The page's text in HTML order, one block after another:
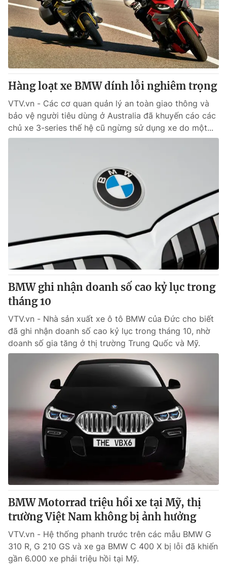
Hàng loạt xe BMW dính lỗi nghiêm trọng
VTV.vn - Các cơ quan quản lý an toàn giao thông và
bảo vệ người tiêu dùng ở Australia đã khuyến cáo các
chủ xe 3-series thế hệ cũ ngừng sử dụng xe do một...
BMW ghi nhận doanh số cao kỷ lục trong
tháng 10
VTV.vn - Nhà sản xuất xe ô tô BMW của Đức cho biết
đã ghi nhận doanh số cao kỷ lục trong tháng 10, nhờ
doanh số gia tăng ở thị trường Trung Quốc và Mỹ.
BMW Motorrad triệu hồi xe tại Mỹ, thị
trường Việt Nam không bị ảnh hưởng
VTV.vn - Hệ thống phanh trước trên các mẫu BMW G
310 R, G 210 GS và xe ga BMW C 400 X bị lỗi đã khiến
gần 6.000 xe phải triệu hồi tại Mỹ.